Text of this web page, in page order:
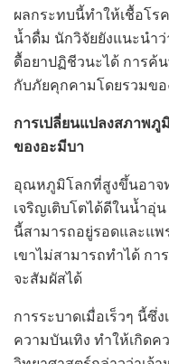
ผลกระทบนี้ทำให้เชื้อโร
น้ำดื่ม นักวิจัยยังแนะนำ
ดื้อยาปฏิชีวนะได้ การค้
กับภัยคุกคามโดยรวมข
การเปลี่ยนแปลงสภาพภู
ของอะมีบา
อุณหภูมิโลกที่สูงขึ้นอาจ
เจริญเติบโตได้ดีในน้ำ
นี้สามารถอยู่รอดและแ
เขาไม่สามารถทำได้ ก
จะสัมผัสได้
การระบาดเมื่อเร็วๆ นี้ซึ่
ความบันเทิง ทำให้เกิด